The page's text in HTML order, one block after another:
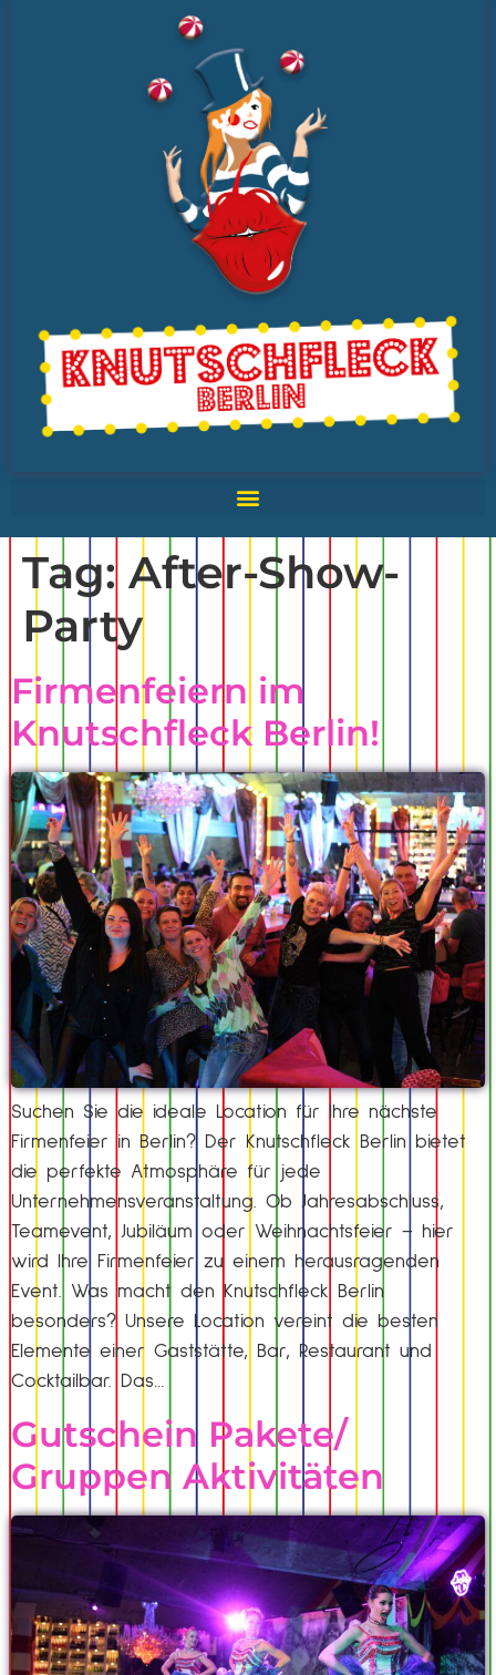
Tag: After-Show-
Party
Firmenfeiern im
Knutschfleck Berlin!
Suchen Sie die ideale Location für Ihre nächste
Firmenfeier in Berlin? Der Knutschfleck Berlin bietet
die perfekte Atmosphäre für jede
Unternehmensveranstaltung. Ob Jahresabschluss,
Teamevent, Jubiläum oder Weihnachtsfeier – hier
wird Ihre Firmenfeier zu einem herausragenden
Event. Was macht den Knutschfleck Berlin
besonders? Unsere Location vereint die besten
Elemente einer Gaststätte, Bar, Restaurant und
Cocktailbar. Das…
Gutschein Pakete/
Gruppen Aktivitäten